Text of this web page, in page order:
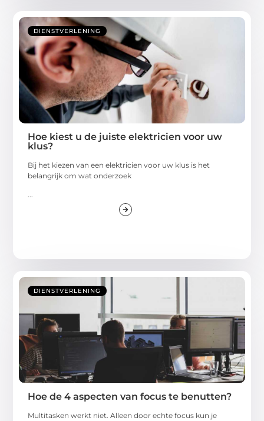
DIENSTVERLENING
Hoe kiest u de juiste elektricien voor uw
klus?
Bij het kiezen van een elektricien voor uw klus is het
belangrijk om wat onderzoek
...
DIENSTVERLENING
Hoe de 4 aspecten van focus te benutten?
Multitasken werkt niet. Alleen door echte focus kun je